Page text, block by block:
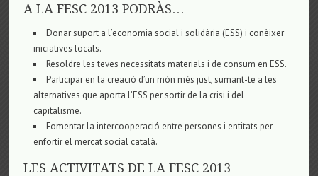
A LA FESC 2013 PODRÀS…
Donar suport a l’economia social i solidària (ESS) i conèixer
iniciatives locals.
Resoldre les teves necessitats materials i de consum en ESS.
Participar en la creació d’un món més just, sumant-te a les
alternatives que aporta l’ESS per sortir de la crisi i del
capitalisme.
Fomentar la intercooperació entre persones i entitats per
enfortir el mercat social català.
LES ACTIVITATS DE LA FESC 2013